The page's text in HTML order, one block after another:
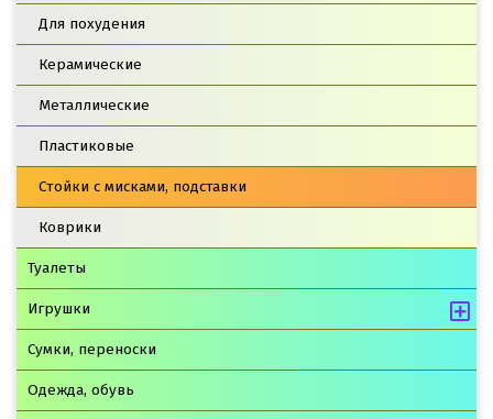
Для похудения
Керамические
Металлические
Пластиковые
Стойки с мисками, подставки
Коврики
Туалеты
Игрушки
Сумки, переноски
Одежда, обувь